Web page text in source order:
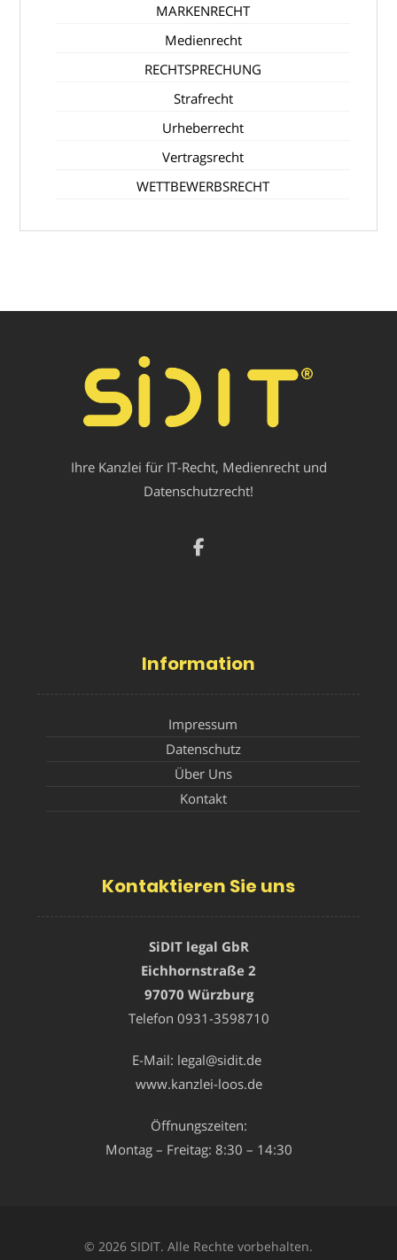
MARKENRECHT
Medienrecht
RECHTSPRECHUNG
Strafrecht
Urheberrecht
Vertragsrecht
WETTBEWERBSRECHT
Ihre Kanzlei für IT-Recht, Medienrecht und
Datenschutzrecht!
Information
Impressum
Datenschutz
Über Uns
Kontakt
Kontaktieren Sie uns
SiDIT legal GbR
Eichhornstraße 2
97070 Würzburg
Telefon 0931-3598710
E-Mail: legal@sidit.de
www.kanzlei-loos.de
Öffnungszeiten:
Montag – Freitag: 8:30 – 14:30
© 2026 SIDIT. Alle Rechte vorbehalten.